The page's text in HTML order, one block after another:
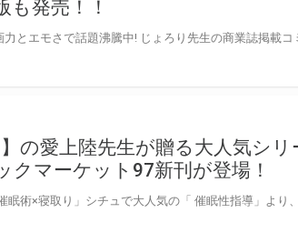
も発売！！
の愛上陸先生が贈る大人気シリ
クマーケット97新刊が登場！